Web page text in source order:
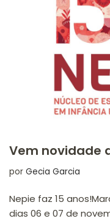
Vem novidade
por Gecia Garcia
Nepie faz 15
dias 06 e 07 de